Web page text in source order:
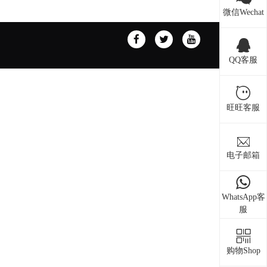
微信Wechat
QQ客服
旺旺客服
电子邮箱
WhatsApp客
服
购物Shop